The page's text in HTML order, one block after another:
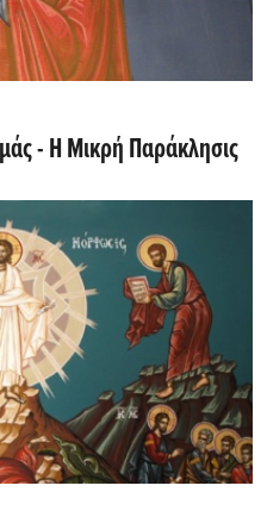
- Η Μικρή Παράκλησις